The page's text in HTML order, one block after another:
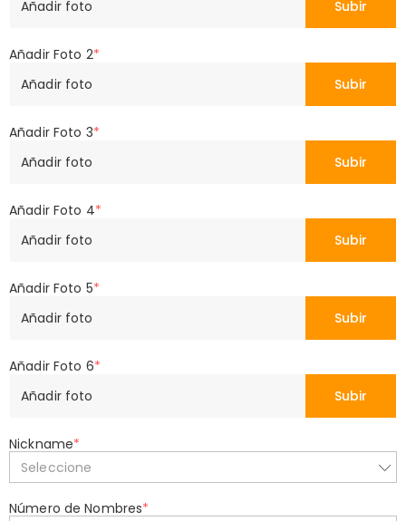
Añadir foto
Subir
Añadir Foto 2*
Añadir foto
Subir
Añadir Foto 3*
Añadir foto
Subir
Añadir Foto 4*
Añadir foto
Subir
Añadir Foto 5*
Añadir foto
Subir
Añadir Foto 6*
Añadir foto
Subir
Nickname*
Seleccione
Número de Nombres*